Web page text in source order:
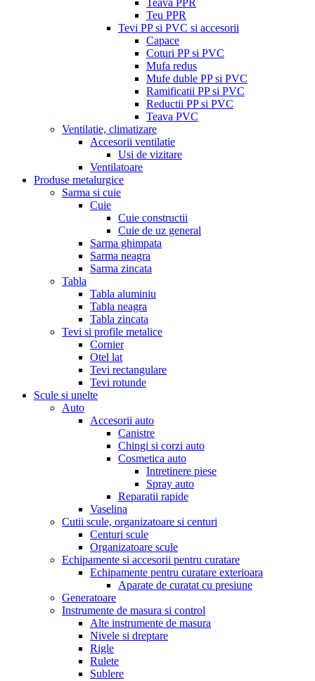
Teava PPR
Teu PPR
Tevi PP si PVC si accesorii
Capace
Coturi PP si PVC
Mufa redus
Mufe duble PP si PVC
Ramificatii PP si PVC
Reductii PP si PVC
Teava PVC
Ventilatie, climatizare
Accesorii ventilatie
Usi de vizitare
Ventilatoare
Produse metalurgice
Sarma si cuie
Cuie
Cuie constructii
Cuie de uz general
Sarma ghimpata
Sarma neagra
Sarma zincata
Tabla
Tabla aluminiu
Tabla neagra
Tabla zincata
Tevi si profile metalice
Cornier
Otel lat
Tevi rectangulare
Tevi rotunde
Scule si unelte
Auto
Accesorii auto
Canistre
Chingi si corzi auto
Cosmetica auto
Intretinere piese
Spray auto
Reparatii rapide
Vaselina
Cutii scule, organizatoare si centuri
Centuri scule
Organizatoare scule
Echipamente si accesorii pentru curatare
Echipamente pentru curatare exterioara
Aparate de curatat cu presiune
Generatoare
Instrumente de masura si control
Alte instrumente de masura
Nivele si dreptare
Rigle
Rulete
Sublere